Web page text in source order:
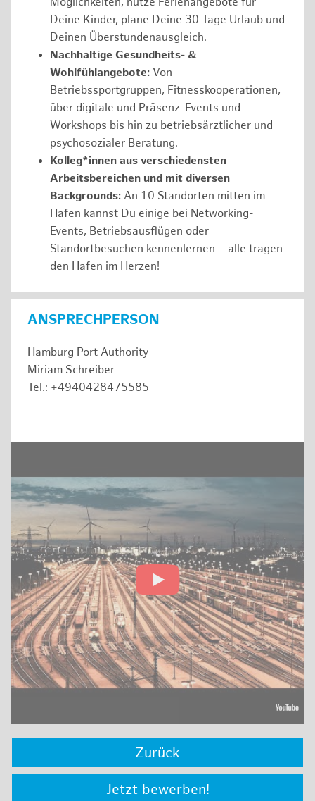
Deine Kinder, plane Deine 30 Tage Urlaub und
Deinen Überstundenausgleich.
Nachhaltige Gesundheits- &
Wohlfühlangebote: Von
Betriebssportgruppen, Fitnesskooperationen,
über digitale und Präsenz-Events und -
Workshops bis hin zu betriebsärztlicher und
psychosozialer Beratung.
Kolleg*innen aus verschiedensten
Arbeitsbereichen und mit diversen
Backgrounds: An 10 Standorten mitten im
Hafen kannst Du einige bei Networking-
Events, Betriebsausflügen oder
Standortbesuchen kennenlernen – alle tragen
den Hafen im Herzen!
ANSPRECHPERSON
Hamburg Port Authority
Miriam Schreiber
Tel.: +4940428475585
Zurück
Jetzt bewerben!